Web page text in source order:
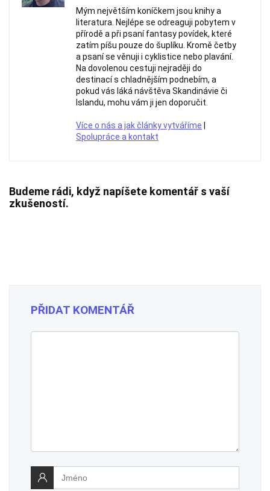
Mým největším koníčkem jsou knihy a
literatura. Nejlépe se odreaguji pobytem v
přírodě a při psaní fantasy povídek, které
zatím píšu pouze do šuplíku. Kromě četby
a psaní se věnuji i cyklistice nebo plavání.
Na dovolenou cestuji nejraději do
destinací s chladnějším podnebím, a
pokud vás láká návštěva Skandinávie či
Islandu, mohu vám ji jen doporučit.
Více o nás a jak články vytváříme
Spolupráce a kontakt
Budeme rádi, když napíšete komentář s vaší
zkušeností.
PŘIDAT KOMENTÁŘ